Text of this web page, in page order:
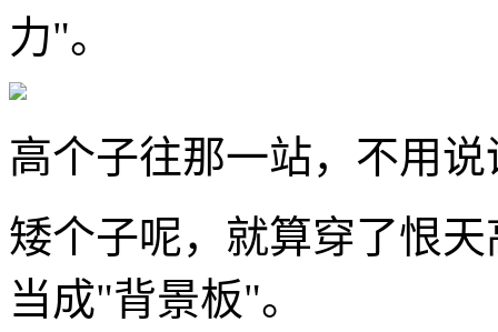
力"。
高个子往那一站，不用
矮个子呢，就算穿了恨
当成"背景板"。